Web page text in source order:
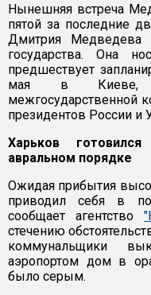
Нынешняя встреча
пятой за последние
Дмитрия Медведева
государства. Она
предшествует
мая в Киеве,
межгосударственной
президентов России и
Харьков
авральном порядке
Ожидая прибытия
приводил себя в
сообщает агентство
стечению
коммунальщики
аэропортом дом в
было серым.